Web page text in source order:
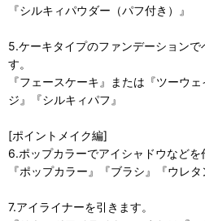
『シルキィパウダー（パフ付き）』
5.ケーキタイプのファンデーション
す。
『フェースケーキ』または『ツーウ
ジ』『シルキィパフ』
[ポイントメイク編]
6.ポップカラーでアイシャドウなどを
『ポップカラー』『ブラシ』『ウレタ
7.アイライナーを引きます。